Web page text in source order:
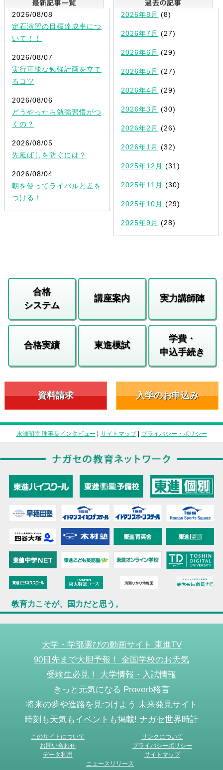
2026/08/08
定石演習の目標達成率につ
いて！！
2026/08/07
実行可能な勉強計画を立て
るコツ
2026/08/06
どうやったら勉強習慣がつ
くの？
2026/08/05
先延ばしを防ぐには？
2026/08/04
朝を使ってライバルと差を
つける！
2026年8月 (8)
2026年7月 (27)
2026年6月 (29)
2026年5月 (27)
2026年4月 (29)
2026年3月 (30)
2026年2月 (26)
2026年1月 (32)
2025年12月 (31)
2025年11月 (30)
2025年10月 (29)
2025年9月 (28)
合格
システム
講座案内 実力講師陣
合格実績 東進模試
学費・
申込手続き
資料請求 入学のお申込み
永瀬昭幸 理事長インタビュー | サイトマップ| プライバシー・ポリシー
教育力こそが、国力だと思う。
大学・学部選びの動画サイト 東進TV
90日先まで大胆予報！ 全国学校のお天気
受験生必見！ 大学情報・入試情報
きっと元気になる Proverb格言
将来の夢や進路を見つけよう 未来発見サイト
時刻も天気もイベントも掲載! ナガセ世界時計
このサイトについて
リンクについて
お問い合わせ
プライバシーポリシー
データ利用
サイトマップ
ニュースリリース